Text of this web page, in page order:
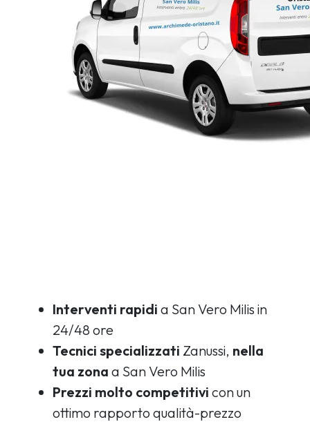
Interventi rapidi a San Vero Milis in
24/48 ore
Tecnici specializzati Zanussi, nella
tua zona a San Vero Milis
Prezzi molto competitivi con un
ottimo rapporto qualità-prezzo